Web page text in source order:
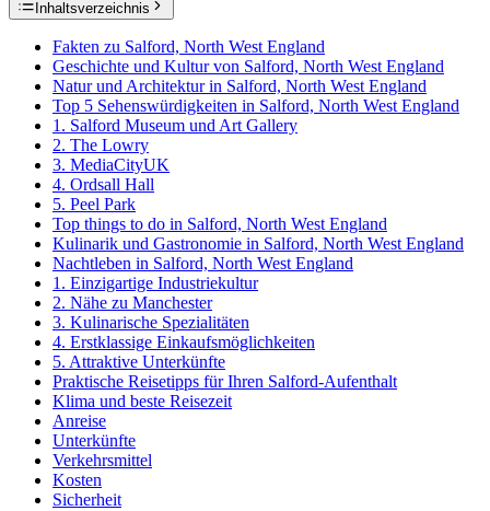
Inhaltsverzeichnis
Fakten zu Salford, North West England
Geschichte und Kultur von Salford, North West England
Natur und Architektur in Salford, North West England
Top 5 Sehenswürdigkeiten in Salford, North West England
1. Salford Museum und Art Gallery
2. The Lowry
3. MediaCityUK
4. Ordsall Hall
5. Peel Park
Top things to do in Salford, North West England
Kulinarik und Gastronomie in Salford, North West England
Nachtleben in Salford, North West England
1. Einzigartige Industriekultur
2. Nähe zu Manchester
3. Kulinarische Spezialitäten
4. Erstklassige Einkaufsmöglichkeiten
5. Attraktive Unterkünfte
Praktische Reisetipps für Ihren Salford-Aufenthalt
Klima und beste Reisezeit
Anreise
Unterkünfte
Verkehrsmittel
Kosten
Sicherheit